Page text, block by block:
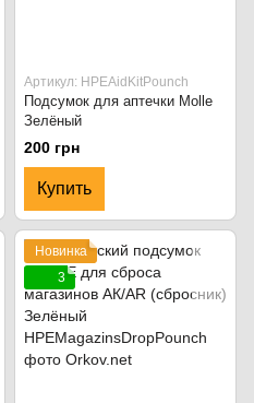
Артикул: HPEAidKitPounch
Подсумок для аптечки Molle
Зелёный
200 грн
Купить
Новинка
3